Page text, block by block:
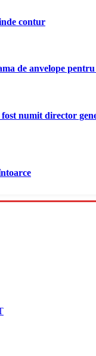
contur
de anvelope
numit director